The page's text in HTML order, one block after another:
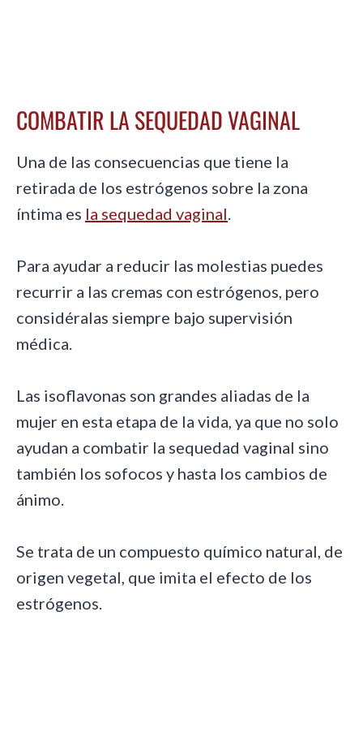
COMBATIR LA SEQUEDAD VAGINAL
Una de las consecuencias que tiene la
retirada de los estrógenos sobre la zona
íntima es la sequedad vaginal
Para ayudar a reducir las molestias puedes
recurrir a las cremas con estrógenos, pero
considéralas siempre bajo supervisión
médica.
Las isoflavonas son grandes aliadas de la
mujer en esta etapa de la vida, ya que no solo
ayudan a combatir la sequedad vaginal sino
también los sofocos y hasta los cambios de
ánimo.
Se trata de un compuesto químico natural, de
origen vegetal, que imita el efecto de los
estrógenos.